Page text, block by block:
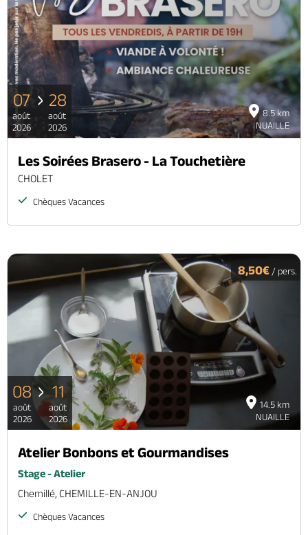
8.5 km
NUAILLE
07
août
2026
28
août
2026
Les Soirées Brasero - La Touchetière
CHOLET
Chèques Vacances
14.5 km
NUAILLE
8,50€ / pers.
08
août
2026
11
août
2026
Atelier Bonbons et Gourmandises
Stage - Atelier
Chemillé, CHEMILLE-EN-ANJOU
Chèques Vacances